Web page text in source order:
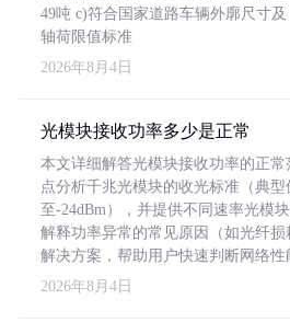
49吨 c)符合国家道路车辆外廓尺寸及
轴荷限值标准
2026年8月4日
光模块接收功率多少是正常
本文详细解答光模块接收功率的正
点分析千兆光模块的收光标准（典型
至-24dBm），并提供不同速率光模
解释功率异常的常见原因（如光纤损
解决方案，帮助用户快速判断网络性
2026年8月4日